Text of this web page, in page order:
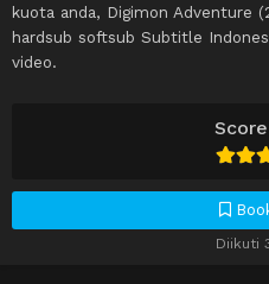
Diikuti
kuota anda, Digimon Adventure
hardsub softsub Subtitle
video.